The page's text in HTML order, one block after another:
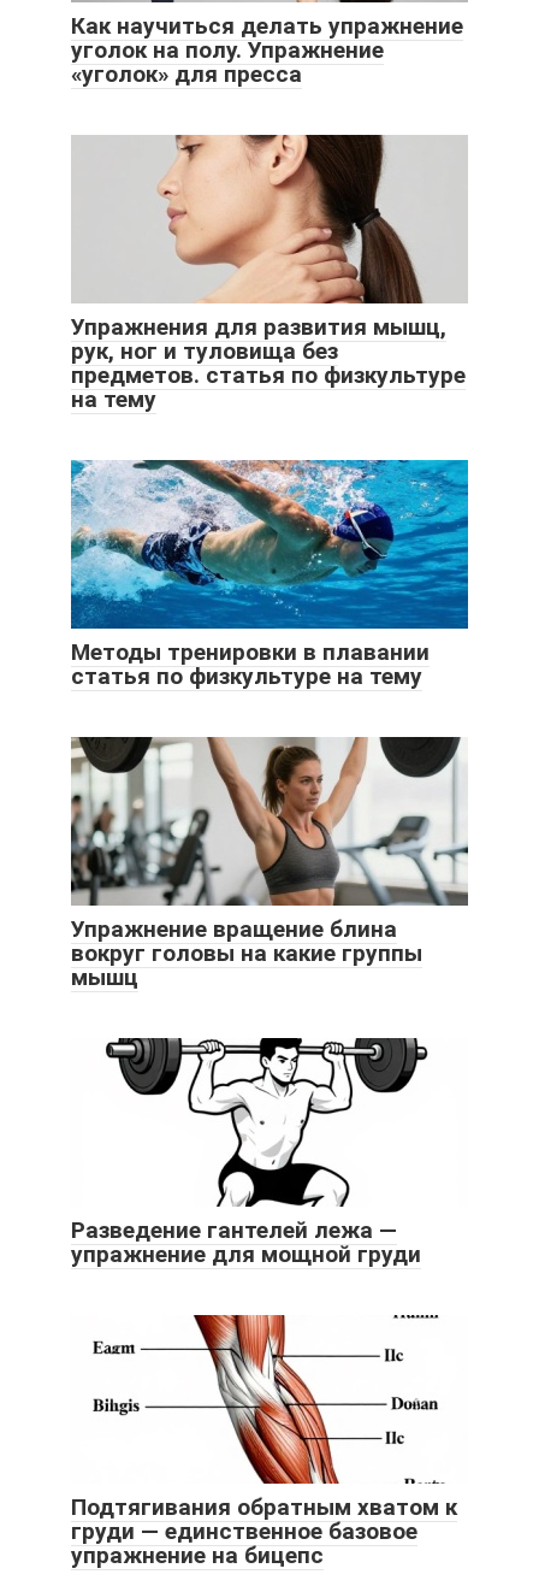
Как научиться делать упражнение
уголок на полу. Упражнение
«уголок» для пресса
Упражнения для развития мышц,
рук, ног и туловища без
предметов. статья по физкультуре
на тему
Методы тренировки в плавании
статья по физкультуре на тему
Упражнение вращение блина
вокруг головы на какие группы
мышц
Разведение гантелей лежа —
упражнение для мощной груди
Подтягивания обратным хватом к
груди — единственное базовое
упражнение на бицепс